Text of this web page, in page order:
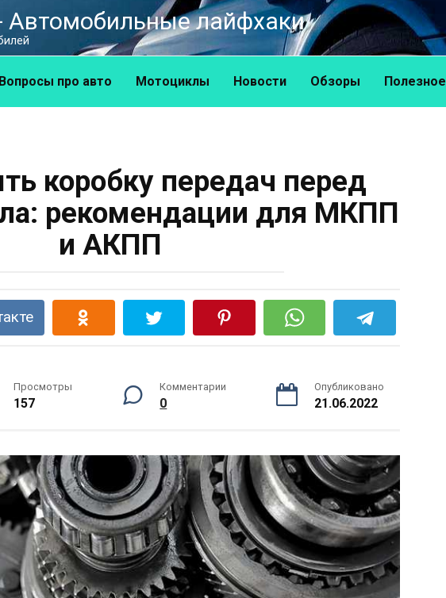
Автомобильные лайфхаки
Вопросы про авто Мотоциклы Новости Обзоры Полезное
коробку передач перед
рекомендации для МКПП
и АКПП
Просмотры
157
Комментарии
0
Опубликовано
21.06.2022